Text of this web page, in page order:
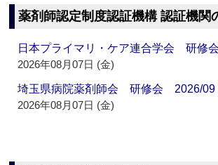
薬剤師認定制度認証機構 認証機関
日本プライマリ・ケア連合学会 研修
2026年08月07日 (金)
埼玉県病院薬剤師会 研修会 2026/09
2026年08月07日 (金)